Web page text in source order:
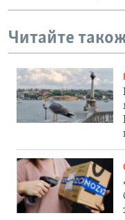
Читайте